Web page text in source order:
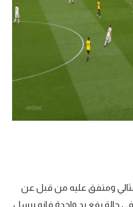
مثالي ومتفق عليه من قبل عن
حالة رفع يد واحدة فإنه يرسل